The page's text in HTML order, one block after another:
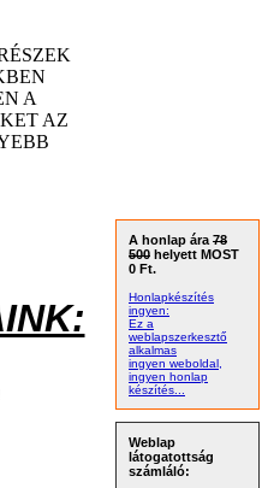
A
AZ
A honlap ára 78
500 helyett MOST
0 Ft.
Honlapkészítés
ingyen:
Ez a
weblapszerkesztő
alkalmas
ingyen weboldal,
ingyen honlap
készítés...
Weblap
látogatottság
számláló: